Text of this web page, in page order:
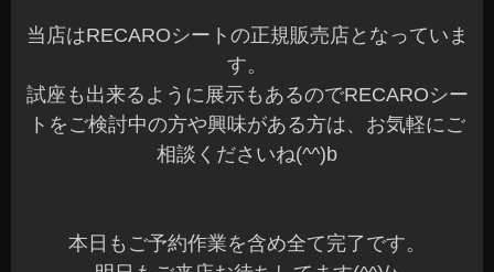
当店はRECAROシートの正規販売店となっていま
す。
試座も出来るように展示もあるのでRECAROシー
トをご検討中の方や興味がある方は、お気軽にご
相談くださいね(^^)b
本日もご予約作業を含め全て完了です。